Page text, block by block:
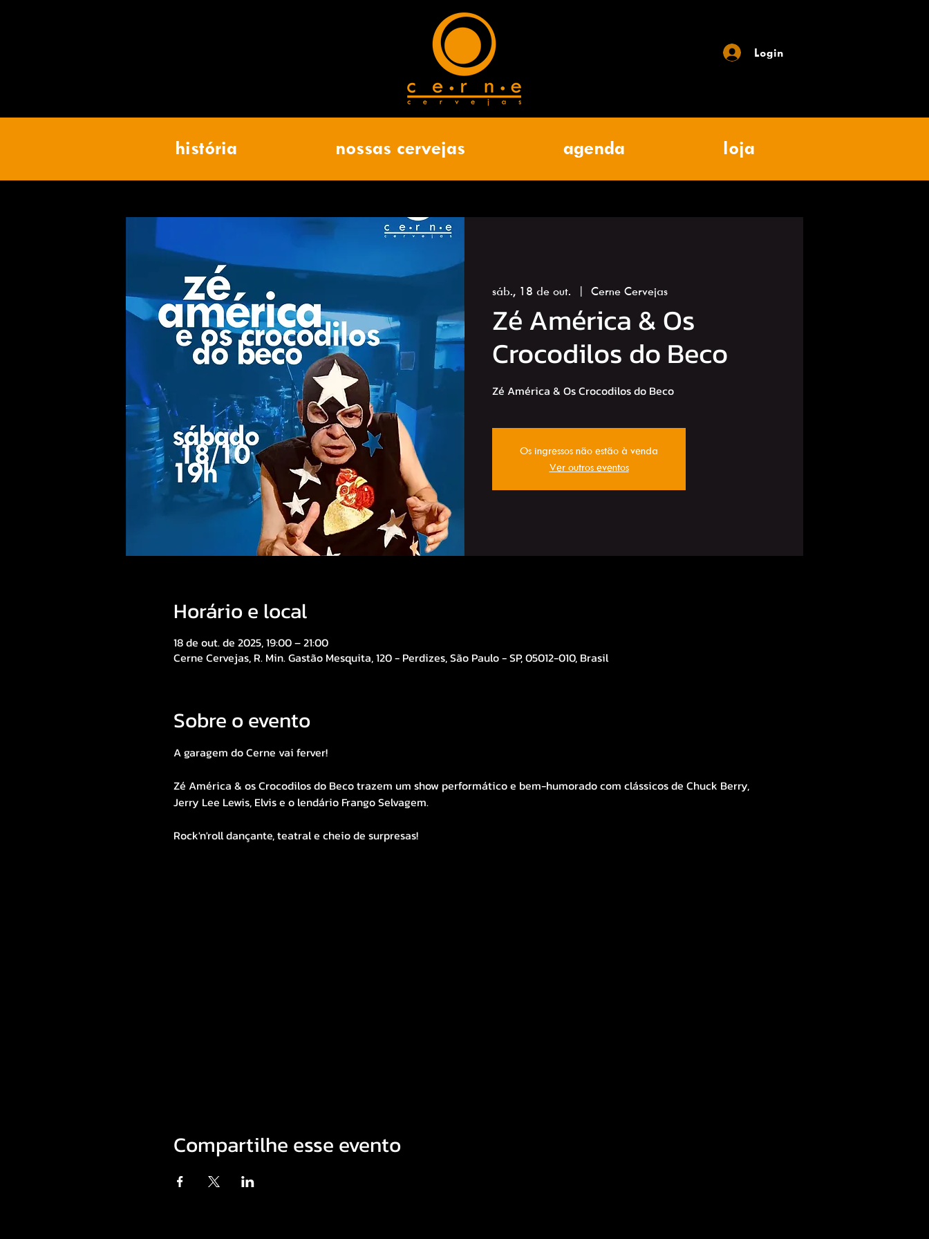
Login
história nossas cervejas agenda loja
sáb., 18 de out. Cerne Cervejas
Zé América & Os
Crocodilos do Beco
Zé América & Os Crocodilos do Beco
Os ingressos não estão à venda
Ver outros eventos
Horário e local
18 de out. de 2025, 19:00 – 21:00
Cerne Cervejas, R. Min. Gastão Mesquita, 120 - Perdizes, São Paulo - SP, 05012-010, Brasil
Sobre o evento
A garagem do Cerne vai ferver!
Zé América & os Crocodilos do Beco trazem um show performático e bem-humorado com clássicos de Chuck Berry,
Jerry Lee Lewis, Elvis e o lendário Frango Selvagem.
Rock'n'roll dançante, teatral e cheio de surpresas!
Compartilhe esse evento